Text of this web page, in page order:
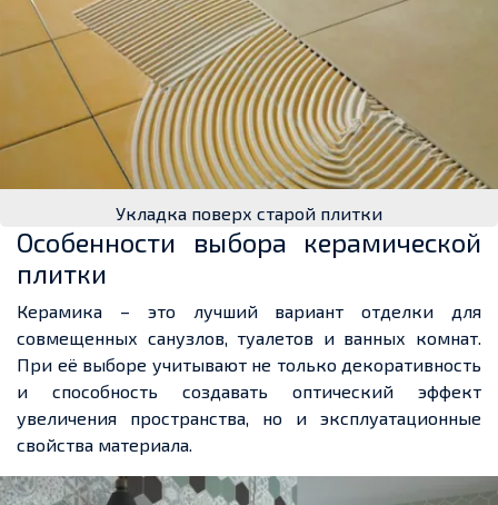
Укладка поверх старой плитки
Особенности выбора керамической
плитки
Керамика – это лучший вариант отделки для
совмещенных санузлов, туалетов и ванных комнат.
При её выборе учитывают не только декоративность
и способность создавать оптический эффект
увеличения пространства, но и эксплуатационные
свойства материала.